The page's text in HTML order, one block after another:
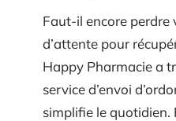
Faut-il encore
d’attente pour
Happy Pharmacie a
service d’envoi
simplifie le quotidien.